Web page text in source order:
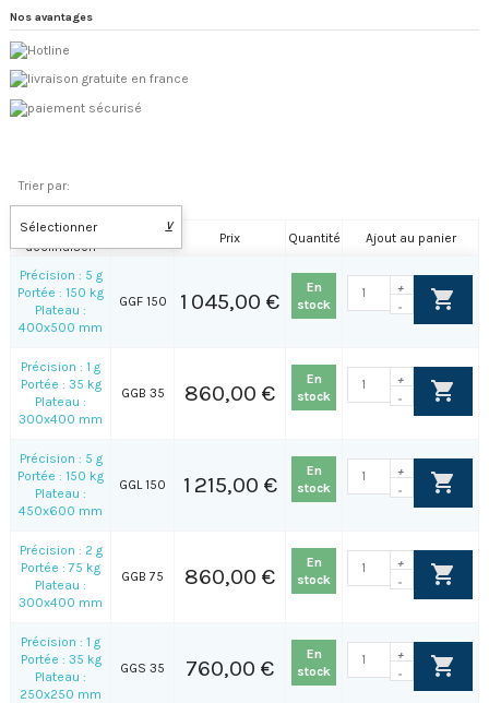
Nos avantages
Trier par:
Sélectionner ⊻
Nom de la
déclinaison
Prix Quantité Ajout au panier
Précision : 5 g
Portée : 150 kg
Plateau :
400x500 mm
GGF 150 1 045,00 €
En
stock
+
-
Précision : 1 g
Portée : 35 kg
Plateau :
300x400 mm
GGB 35 860,00 €
En
stock
+
-
Précision : 5 g
Portée : 150 kg
Plateau :
450x600 mm
GGL 150 1 215,00 €
En
stock
+
-
Précision : 2 g
Portée : 75 kg
Plateau :
300x400 mm
GGB 75 860,00 €
En
stock
+
-
Précision : 1 g
Portée : 35 kg
Plateau :
250x250 mm
GGS 35 760,00 €
En
stock
+
-